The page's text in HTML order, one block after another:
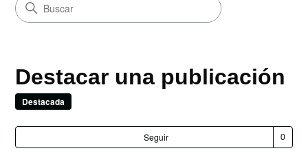
Destacar una publicación
Destacada
Seguir